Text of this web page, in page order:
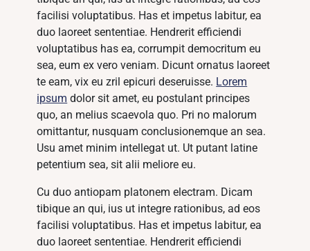
facilisi voluptatibus. Has et impetus labitur, ea
duo laoreet sententiae. Hendrerit efficiendi
voluptatibus has ea, corrumpit democritum eu
sea, eum ex vero veniam. Dicunt ornatus laoreet
te eam, vix eu zril epicuri deseruisse. Lorem
ipsum dolor sit amet, eu postulant principes
quo, an melius scaevola quo. Pri no malorum
omittantur, nusquam conclusionemque an sea.
Usu amet minim intellegat ut. Ut putant latine
petentium sea, sit alii meliore eu.
Cu duo antiopam platonem electram. Dicam
tibique an qui, ius ut integre rationibus, ad eos
facilisi voluptatibus. Has et impetus labitur, ea
duo laoreet sententiae. Hendrerit efficiendi